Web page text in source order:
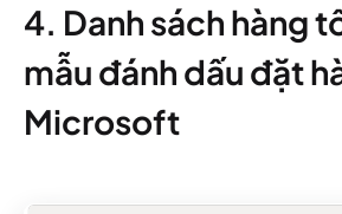
4. Danh sách hàng
mẫu đánh dấu đặt
Microsoft